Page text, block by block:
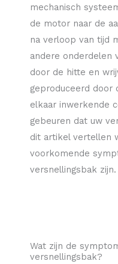
mechanisch
de motor naar de
na verloop van tijd
andere onderdelen
door de hitte en
geproduceerd door
elkaar inwerkende
gebeuren dat uw
dit artikel vertellen
voorkomende
versnellingsbak zijn.
Wat zijn de
versnellingsbak?